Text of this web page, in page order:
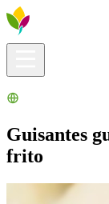
Guisantes
frito